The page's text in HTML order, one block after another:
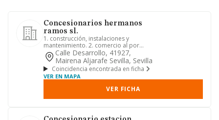
Concesionarios hermanos
ramos sl.
1. construcción, instalaciones y
mantenimiento. 2. comercio al por
mayor y al por menor. distribuci...
Calle Desarrollo, 41927,
Mairena Aljarafe Sevilla, Sevilla
Coincidencia encontrada en ficha
VER EN MAPA
VER FICHA